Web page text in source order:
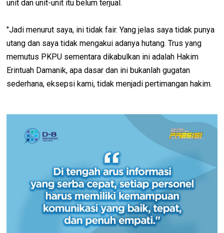
unit dan unit-unit itu belum terjual.
"Jadi menurut saya, ini tidak fair. Yang jelas saya tidak punya
utang dan saya tidak mengakui adanya hutang. Trus yang
memutus PKPU sementara dikabulkan ini adalah Hakim
Erintuah Damanik, apa dasar dan ini bukanlah gugatan
sederhana, eksepsi kami, tidak menjadi pertimangan hakim.